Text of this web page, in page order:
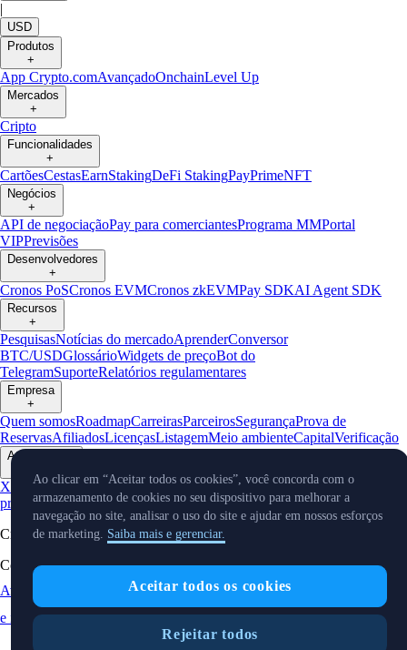
|
USD
Produtos
+
App Crypto.comAvançadoOnchainLevel Up
Mercados
+
Cripto
Funcionalidades
+
CartõesCestasEarnStakingDeFi StakingPayPrimeNFT
Negócios
+
API de negociaçãoPay para comerciantesPrograma MMPortal
VIPPrevisões
Desenvolvedores
+
Cronos PoSCronos EVMCronos zkEVMPay SDKAI Agent SDK
Recursos
+
PesquisasNotícias do mercadoAprenderConversor
BTC/USDGlossárioWidgets de preçoBot do
TelegramSuporteRelatórios regulamentares
Empresa
+
Quem somosRoadmapCarreirasParceirosSegurançaProva de
ReservasAfiliadosLicençasListagemMeio ambienteCapitalVerificação
Atualizações
X Notícias de
produtosEventosRedditDiscordInstagramFacebook Linkedin
Cryptocurrency in Every Wallet™
Copyright © 2018 - 2026 Crypto.com. Todos os direitos reservados.
Aviso de Privacidade
Status Preferências de cookies
e idioma
Ao clicar em “Aceitar todos os cookies”, você concorda com o
armazenamento de cookies no seu dispositivo para melhorar a
navegação no site, analisar o uso do site e ajudar em nossos esforços
de marketing. Saiba mais e gerenciar.
Aceitar todos os cookies
Rejeitar todos